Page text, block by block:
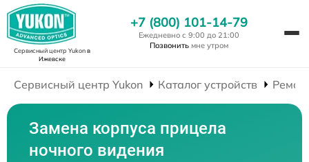
Сервисный центр Yukonв
Ижевске
+7 (800) 101-14-79
Ежедневно с 9:00 до 21:00
Позвонить мне утром
Сервисный центр Yukon Каталог устройств
Замена корпуса прицела
ночного видения